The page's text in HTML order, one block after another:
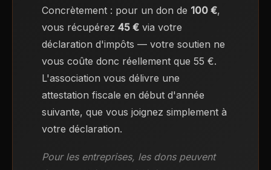
Concrètement : pour un don de 100 €,
vous récupérez 45 € via votre
déclaration d'impôts — votre soutien ne
vous coûte donc réellement que 55 €.
L'association vous délivre une
attestation fiscale en début d'année
suivante, que vous joignez simplement à
votre déclaration.
Pour les entreprises, les dons peuvent